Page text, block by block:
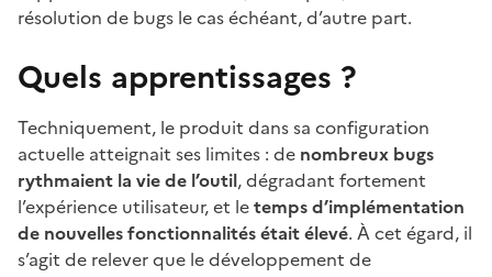
résolution de bugs le cas échéant, d’autre part.
Quels apprentissages ?
Techniquement, le produit dans sa configuration
actuelle atteignait ses limites : de nombreux bugs
rythmaient la vie de l’outil, dégradant fortement
l’expérience utilisateur, et letemps d’implémentation
de nouvelles fonctionnalités était élevé. À cet égard, il
s’agit de relever que le développement de